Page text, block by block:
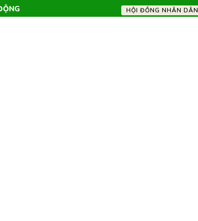
HỘI ĐỒNG NHÂN DÂN